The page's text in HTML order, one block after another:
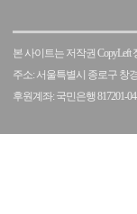
본 사이트는 저작권
주소: 서울특별시 종로구 창
후원계좌: 국민은행 817201-